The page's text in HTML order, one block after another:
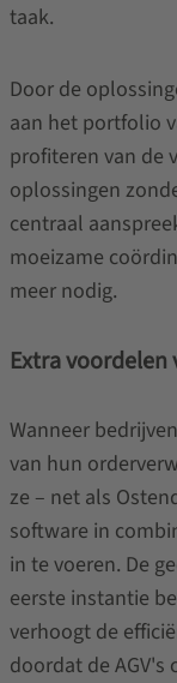
taak.
Door de
aan het portfolio
profiteren van de
oplossingen
centraal
moeizame
meer nodig.
Extra
Wanneer
van hun
ze – net als
software in
in te voeren. De
eerste instantie
verhoogt de
doordat de